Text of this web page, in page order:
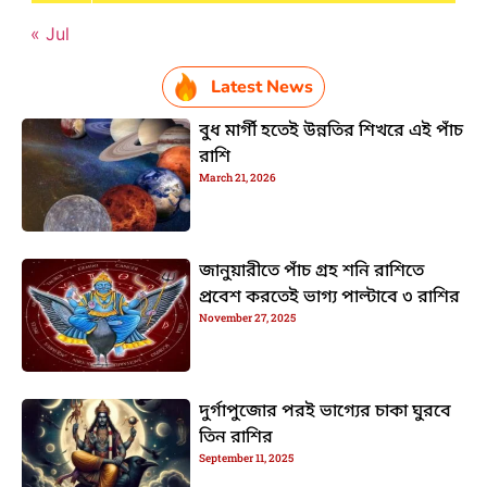
« Jul
Latest News
বুধ মার্গী হতেই উন্নতির শিখরে এই পাঁচ
রাশি
March 21, 2026
জানুয়ারীতে পাঁচ গ্রহ শনি রাশিতে
প্রবেশ করতেই ভাগ্য পাল্টাবে ৩ রাশির
November 27, 2025
দুর্গাপুজোর পরই ভাগ্যের চাকা ঘুরবে
তিন রাশির
September 11, 2025